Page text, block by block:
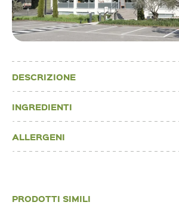
DESCRIZIONE
INGREDIENTI
ALLERGENI
PRODOTTI SIMILI